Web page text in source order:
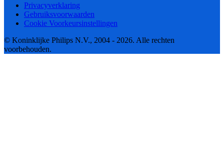
Privacyverklaring
Gebruiksvoorwaarden
Cookie Voorkeursinstellingen
© Koninklijke Philips N.V., 2004 - 2026. Alle rechten
voorbehouden.